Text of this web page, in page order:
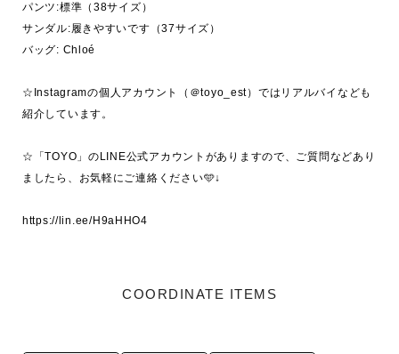
パンツ:標準（38サイズ）
サンダル:履きやすいです（37サイズ）
バッグ: Chloé
☆Instagramの個人アカウント（＠toyo_est）ではリアルバイなども
紹介しています。
☆「TOYO」のLINE公式アカウントがありますので、ご質問などあり
ましたら、お気軽にご連絡ください🩵↓
COORDINATE ITEMS